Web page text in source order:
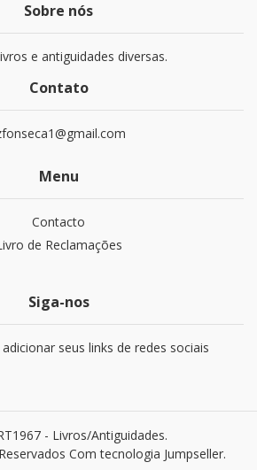
Sobre nós
e antiguidades diversas.
Contato
Menu
Contacto
de Reclamações
Siga-nos
seus links de redes sociais
- Livros/Antiguidades.
Com tecnologia Jumpseller.